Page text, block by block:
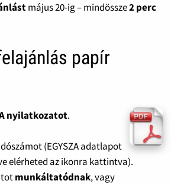
május 20-ig – mindössze2 perc
papír
nyilatkozatot.
(EGYSZA adatlapot
elérheted az ikonra kattintva).
munkáltatódnak, vagy